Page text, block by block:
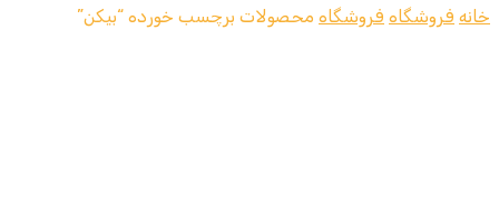
خانه فروشگاه فروشگاه محصولات برچسب خورده “بیکن”